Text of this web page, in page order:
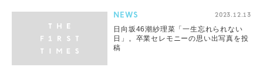
NEWS 2023.12.13
日向坂46潮紗理菜「一生忘れられない
日」。卒業セレモニーの思い出写真を投
稿